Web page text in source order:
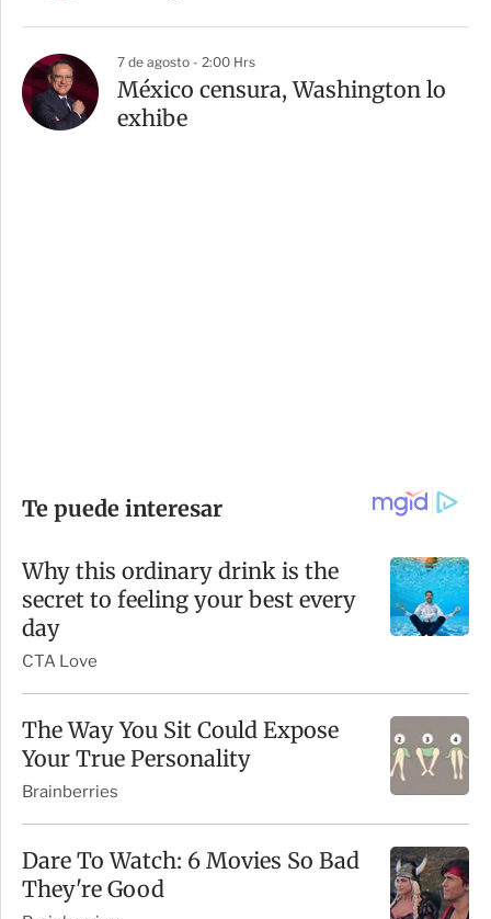
7 de agosto - 2:00 Hrs
México censura, Washington lo
exhibe